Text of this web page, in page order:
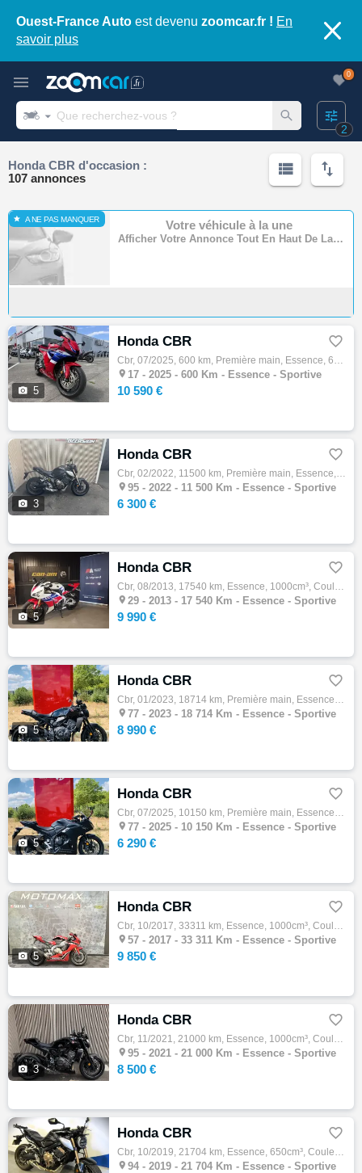
Ouest-France Auto est devenu zoomcar.fr ! En
savoir plus
2
0
Honda CBR d'occasion :
107 annonces
A NE PAS MANQUER Votre véhicule à la une
Afficher Votre Annonce Tout En Haut De La Page
 5
Honda CBR 
Cbr, 07/2025, 600 km, Première main, Essence, 600cm³, Couleur rouge, 10590 € Equipements : PAS DE REPRISE POSSIBLE Bulle sport,Capot de sel…
 17 - 2025 - 600 Km - Essence - Sportive
10 590 €
 3
Honda CBR 
Cbr, 02/2022, 11500 km, Première main, Essence, 650cm³, Couleur noir, 6300 € Equipements : Honda CB 650 R, 02/2022, noir mat, 11500 km. Bri…
 95 - 2022 - 11 500 Km - Essence - Sportive
6 300 €
 5
Honda CBR 
Cbr, 08/2013, 17540 km, Essence, 1000cm³, Couleur blanc, 9990 € Equipements : Aujourd'hui votre concessionnaire Motors Avenue Landivisiau v…
 29 - 2013 - 17 540 Km - Essence - Sportive
9 990 €
 5
Honda CBR 
Cbr, 01/2023, 18714 km, Première main, Essence, 1000cm³, Couleur noir, 8990 € Equipements : *1er main *vendue net entretenue par notre conc…
 77 - 2023 - 18 714 Km - Essence - Sportive
8 990 €
 5
Honda CBR 
Cbr, 07/2025, 10150 km, Première main, Essence, 500cm³, Couleur noir, 6290 € Equipements : *1er main *vendue et entretenue par notre conces…
 77 - 2025 - 10 150 Km - Essence - Sportive
6 290 €
 5
Honda CBR 
Cbr, 10/2017, 33311 km, Essence, 1000cm³, Couleur rouge, 9850 € Equipements : MOTO DANS UN ETAT VRAIMENT IMPECCABLE! VERSION 25th ANNIVERSA…
 57 - 2017 - 33 311 Km - Essence - Sportive
9 850 €
 3
Honda CBR 
Cbr, 11/2021, 21000 km, Essence, 1000cm³, Couleur noir, 8500 € Equipements : Honda CB 1000 R BLACK EDITION, 11/2021, Noir, 21000 km. Moto é…
 95 - 2021 - 21 000 Km - Essence - Sportive
8 500 €
Honda CBR 
Cbr, 10/2019, 21704 km, Essence, 650cm³, Couleur noir, 5990 € Equipements : Honda CB 650 R ABS (A2) 650 cm3 Roadster 2019, noir, première m…
 94 - 2019 - 21 704 Km - Essence - Sportive